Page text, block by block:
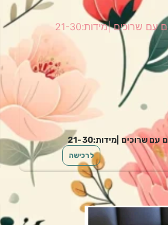
עם שרוכים |מידות:21-30
לרכישה